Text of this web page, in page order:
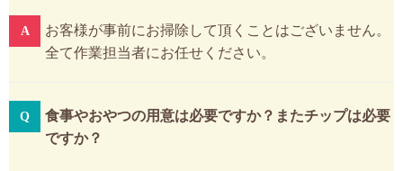
お客様が事前にお掃除して頂くことはございません。
全て作業担当者にお任せください。
食事やおやつの用意は必要ですか？またチップは必要
ですか？